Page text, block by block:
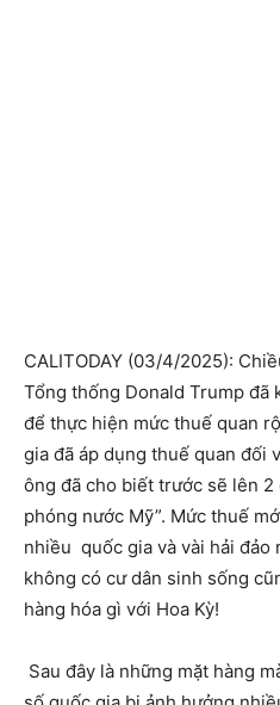
CALITODAY (03/4/2025):
Tổng thống Donald Trump đã
để thực hiện mức thuế quan
gia đã áp dụng thuế quan đối
ông đã cho biết trước sẽ lên 2
phóng nước Mỹ”. Mức thuế
nhiều quốc gia và vài hải đảo
không có cư dân sinh sống
hàng hóa gì với Hoa Kỳ!
Sau đây là những mặt hàng